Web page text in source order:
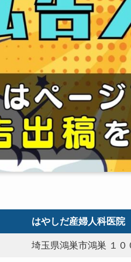
はやしだ産婦人科医院
埼玉県鴻巣市鴻巣 １０